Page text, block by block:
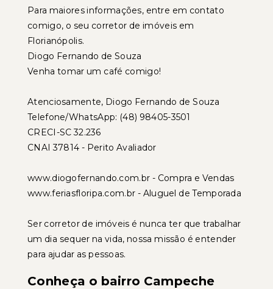
Para maiores informações, entre em contato
comigo, o seu corretor de imóveis em
Florianópolis.
Diogo Fernando de Souza
Venha tomar um café comigo!
Atenciosamente, Diogo Fernando de Souza
Telefone/WhatsApp: (48) 98405-3501
CRECI-SC 32.236
CNAI 37814 - Perito Avaliador
www.diogofernando.com.br - Compra e Vendas
www.feriasfloripa.com.br - Aluguel de Temporada
Ser corretor de imóveis é nunca ter que trabalhar
um dia sequer na vida, nossa missão é entender
para ajudar as pessoas.
Conheça o bairro Campeche